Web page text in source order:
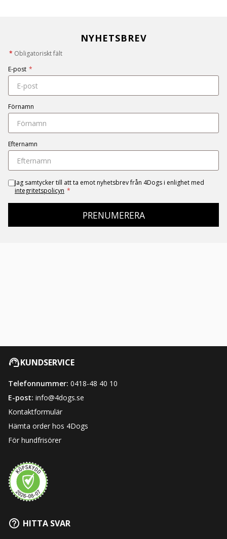
NYHETSBREV
* Obligatoriskt fält
E-post *
Förnamn
Efternamn
Jag samtycker till att ta emot nyhetsbrev från 4Dogs i enlighet med
integritetspolicyn *
PRENUMERERA
KUNDSERVICE
Telefonnummer: 0418-48 40 10
E-post: info@4dogs.se
Kontaktformulär
Hämta order hos 4Dogs
För hundfrisörer
HITTA SVAR